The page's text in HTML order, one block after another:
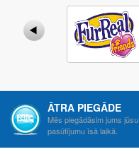
ĀTRA PIEGĀDE
Mēs piegādāsim jums jūsu
pasūtījumu īsā laikā.